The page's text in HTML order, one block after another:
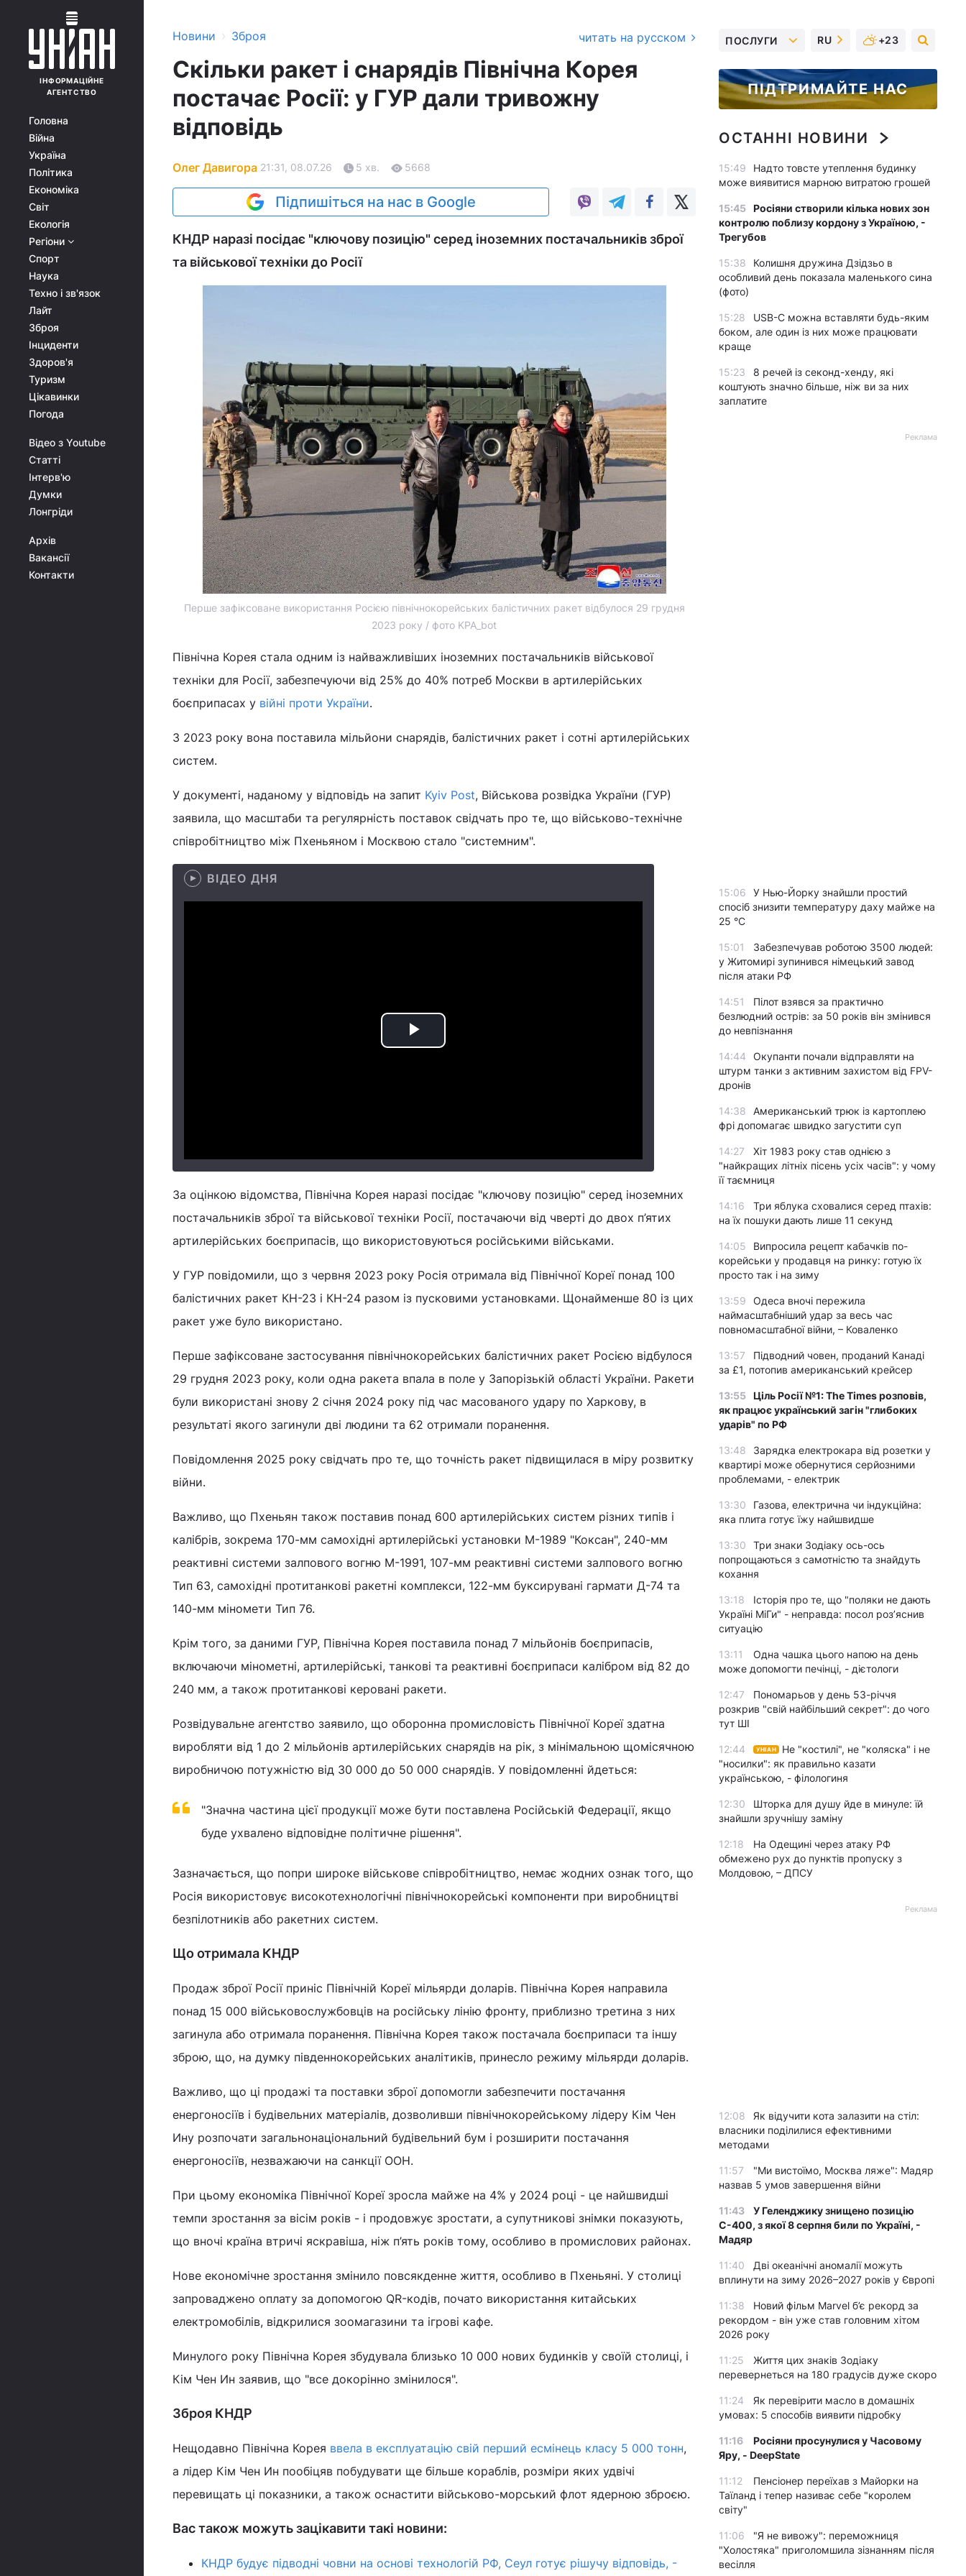
ІНФОРМАЦІЙНЕ
АГЕНТСТВО
Головна
Війна
Україна
Політика
Економіка
Світ
Екологія
Регіони
Спорт
Наука
Техно і зв'язок
Лайт
Зброя
Інциденти
Здоров'я
Туризм
Цікавинки
Погода
Відео з Youtube
Статті
Інтерв'ю
Думки
Лонгріди
Архів
Вакансії
Контакти
Новини › Зброя читать на русском
Скільки ракет і снарядів Північна Корея
постачає Росії: у ГУР дали тривожну
відповідь
Олег Давигора 21:31, 08.07.26 5 хв. 5668
Підпишіться на нас в Google
КНДР наразі посідає "ключову позицію" серед іноземних постачальників зброї
та військової техніки до Росії
Перше зафіксоване використання Росією північнокорейських балістичних ракет відбулося 29 грудня
2023 року / фото KPA_bot
Північна Корея стала одним із найважливіших іноземних постачальників військової
техніки для Росії, забезпечуючи від 25% до 40% потреб Москви в артилерійських
боєприпасах у війні проти України.
З 2023 року вона поставила мільйони снарядів, балістичних ракет і сотні артилерійських
систем.
У документі, наданому у відповідь на запит Kyiv Post, Військова розвідка України (ГУР)
заявила, що масштаби та регулярність поставок свідчать про те, що військово-технічне
співробітництво між Пхеньяном і Москвою стало "системним".
ВІДЕО ДНЯ
Play
За оцінкою відомства, Північна Корея наразі посідає "ключову позицію" серед іноземних
постачальників зброї та військової техніки Росії, постачаючи від чверті до двох п’ятих
артилерійських боєприпасів, що використовуються російськими військами.
У ГУР повідомили, що з червня 2023 року Росія отримала від Північної Кореї понад 100
балістичних ракет КН-23 і КН-24 разом із пусковими установками. Щонайменше 80 із цих
ракет уже було використано.
Перше зафіксоване застосування північнокорейських балістичних ракет Росією відбулося
29 грудня 2023 року, коли одна ракета впала в поле у Запорізькій області України. Ракети
були використані знову 2 січня 2024 року під час масованого удару по Харкову, в
результаті якого загинули дві людини та 62 отримали поранення.
Повідомлення 2025 року свідчать про те, що точність ракет підвищилася в міру розвитку
війни.
Важливо, що Пхеньян також поставив понад 600 артилерійських систем різних типів і
калібрів, зокрема 170-мм самохідні артилерійські установки М-1989 "Коксан", 240-мм
реактивні системи залпового вогню М-1991, 107-мм реактивні системи залпового вогню
Тип 63, самохідні протитанкові ракетні комплекси, 122-мм буксирувані гармати Д-74 та
140-мм міномети Тип 76.
Крім того, за даними ГУР, Північна Корея поставила понад 7 мільйонів боєприпасів,
включаючи мінометні, артилерійські, танкові та реактивні боєприпаси калібром від 82 до
240 мм, а також протитанкові керовані ракети.
Розвідувальне агентство заявило, що оборонна промисловість Північної Кореї здатна
виробляти від 1 до 2 мільйонів артилерійських снарядів на рік, з мінімальною щомісячною
виробничою потужністю від 30 000 до 50 000 снарядів. У повідомленні йдеться:
"Значна частина цієї продукції може бути поставлена Російській Федерації, якщо
буде ухвалено відповідне політичне рішення".
Зазначається, що попри широке військове співробітництво, немає жодних ознак того, що
Росія використовує високотехнологічні північнокорейські компоненти при виробництві
безпілотників або ракетних систем.
Що отримала КНДР
Продаж зброї Росії приніс Північній Кореї мільярди доларів. Північна Корея направила
понад 15 000 військовослужбовців на російську лінію фронту, приблизно третина з них
загинула або отримала поранення. Північна Корея також постачала боєприпаси та іншу
зброю, що, на думку південнокорейських аналітиків, принесло режиму мільярди доларів.
Важливо, що ці продажі та поставки зброї допомогли забезпечити постачання
енергоносіїв і будівельних матеріалів, дозволивши північнокорейському лідеру Кім Чен
Ину розпочати загальнонаціональний будівельний бум і розширити постачання
енергоносіїв, незважаючи на санкції ООН.
При цьому економіка Північної Кореї зросла майже на 4% у 2024 році - це найшвидші
темпи зростання за вісім років - і продовжує зростати, а супутникові знімки показують,
що вночі країна втричі яскравіша, ніж п’ять років тому, особливо в промислових районах.
Нове економічне зростання змінило повсякденне життя, особливо в Пхеньяні. У столиці
запроваджено оплату за допомогою QR-кодів, почато використання китайських
електромобілів, відкрилися зоомагазини та ігрові кафе.
Минулого року Північна Корея збудувала близько 10 000 нових будинків у своїй столиці, і
Кім Чен Ин заявив, що "все докорінно змінилося".
Зброя КНДР
Нещодавно Північна Корея ввела в експлуатацію свій перший есмінець класу 5 000 тонн,
а лідер Кім Чен Ин пообіцяв побудувати ще більше кораблів, розміри яких удвічі
перевищать ці показники, а також оснастити військово-морський флот ядерною зброєю.
Вас також можуть зацікавити такі новини:
КНДР будує підводні човни на основі технологій РФ, Сеул готує рішучу відповідь, -
ПОСЛУГИ RU +23
ПІДТРИМАЙТЕ НАС
ОСТАННІ НОВИНИ
15:49
Надто товсте утеплення будинку
може виявитися марною витратою грошей
15:45 Росіяни створили кілька нових зон
контролю поблизу кордону з Україною, -
Трегубов
15:38
Колишня дружина Дзідзьо в
особливий день показала маленького сина
(фото)
15:28
USB-C можна вставляти будь-яким
боком, але один із них може працювати
краще
15:23
8 речей із секонд-хенду, які
коштують значно більше, ніж ви за них
заплатите
Реклама
15:06
У Нью-Йорку знайшли простий
спосіб знизити температуру даху майже на
25 °C
15:01
Забезпечував роботою 3500 людей:
у Житомирі зупинився німецький завод
після атаки РФ
14:51
Пілот взявся за практично
безлюдний острів: за 50 років він змінився
до невпізнання
14:44
Окупанти почали відправляти на
штурм танки з активним захистом від FPV-
дронів
14:38
Американський трюк із картоплею
фрі допомагає швидко загустити суп
14:27
Хіт 1983 року став однією з
"найкращих літніх пісень усіх часів": у чому
її таємниця
14:16
Три яблука сховалися серед птахів:
на їх пошуки дають лише 11 секунд
14:05
Випросила рецепт кабачків по-
корейськи у продавця на ринку: готую їх
просто так і на зиму
13:59
Одеса вночі пережила
наймасштабніший удар за весь час
повномасштабної війни, – Коваленко
13:57
Підводний човен, проданий Канаді
за £1, потопив американський крейсер
13:55 Ціль Росії №1: The Times розповів,
як працює український загін "глибоких
ударів" по РФ
13:48
Зарядка електрокара від розетки у
квартирі може обернутися серйозними
проблемами, - електрик
13:30
Газова, електрична чи індукційна:
яка плита готує їжу найшвидше
13:30
Три знаки Зодіаку ось-ось
попрощаються з самотністю та знайдуть
кохання
13:18
Історія про те, що "поляки не дають
Україні МіГи" - неправда: посол роз’яснив
ситуацію
13:11
Одна чашка цього напою на день
може допомогти печінці, - дієтологи
12:47
Пономарьов у день 53-річчя
розкрив "свій найбільший секрет": до чого
тут ШІ
12:44 УНІАН
Не "костилі", не "коляска" і не
"носилки": як правильно казати
українською, - філологиня
12:30
Шторка для душу йде в минуле: їй
знайшли зручнішу заміну
12:18
На Одещині через атаку РФ
обмежено рух до пунктів пропуску з
Молдовою, – ДПСУ
Реклама
12:08
Як відучити кота залазити на стіл:
власники поділилися ефективними
методами
11:57
"Ми вистоїмо, Москва ляже": Мадяр
назвав 5 умов завершення війни
11:43
У Геленджику знищено позицію
С-400, з якої 8 серпня били по Україні, -
Мадяр
11:40
Дві океанічні аномалії можуть
вплинути на зиму 2026–2027 років у Європі
11:38
Новий фільм Marvel б’є рекорд за
рекордом - він уже став головним хітом
2026 року
11:25
Життя цих знаків Зодіаку
перевернеться на 180 градусів дуже скоро
11:24
Як перевірити масло в домашніх
умовах: 5 способів виявити підробку
11:16
Росіяни просунулися у Часовому
Яру, - DeepState
11:12
Пенсіонер переїхав з Майорки на
Таїланд і тепер називає себе "королем
світу"
11:06
"Я не вивожу": переможниця
"Холостяка" приголомшила зізнанням після
весілля